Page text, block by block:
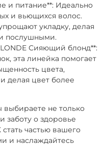
и питание**: Идеально
и вьющихся волос.
укладку, делая
послушными.
Сияющий блонд**:
эта линейка помогает
цвета,
делая цвет более
не только
заботу о здоровье
частью вашего
и наслаждайтесь